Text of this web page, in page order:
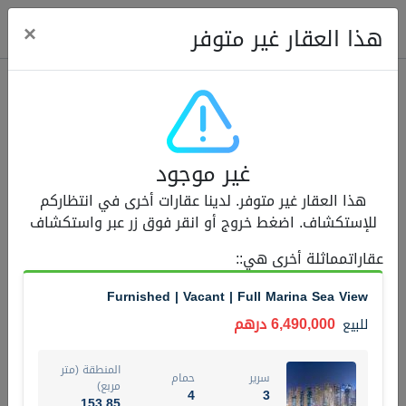
شقة للبيع 1,350,000 درهم
4
سرير
1
2
مربع)
المعروض
مفروش/ة جزئيا
اسم الوسيط
MOHAMMED ARSHAD SAIYED
رقم الوسيط
أتصل الأن
هذا العقار غير متوفر ×
غير موجود
هذا العقار غير متوفر. لدينا عقارات أخرى في انتظاركم
للإستكشاف. اضغط خروج أو انقر فوق زر عبر واستكشاف
عقاراتمماثلة أخرى هي::
Furnished | Vacant | Full Marina Sea View
للبيع 6,490,000 درهم
سرير
3
حمام
4
المنطقة (متر
مربع)